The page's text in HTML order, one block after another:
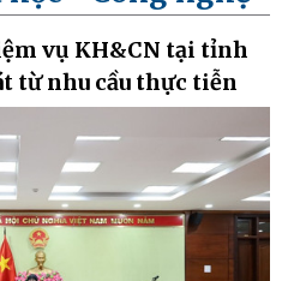
vụ KH&CN tại tỉnh
từ nhu cầu thực tiễn